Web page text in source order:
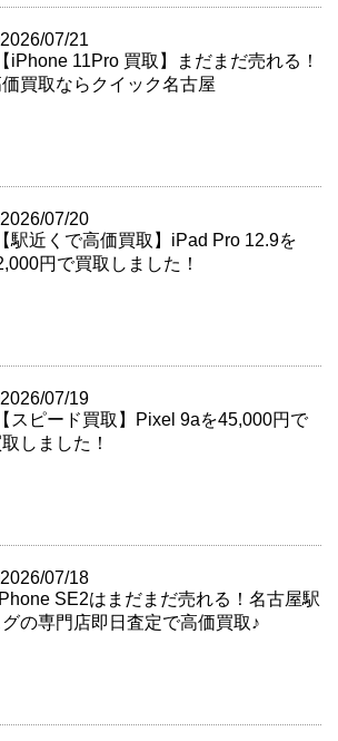
2026/07/21
【iPhone 11Pro 買取】まだまだ売れる！
買取ならクイック名古屋
2026/07/20
【駅近くで高価買取】iPad Pro 12.9を
円で買取しました！
2026/07/19
【スピード買取】Pixel 9aを45,000円で
しました！
2026/07/18
SE2はまだまだ売れる！名古屋駅
グの専門店即日査定で高価買取♪